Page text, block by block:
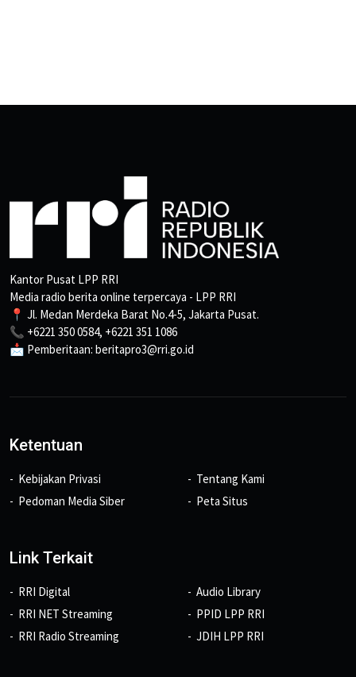
Kantor Pusat LPP RRI
Media radio berita online terpercaya - LPP RRI
📍 Jl. Medan Merdeka Barat No.4-5, Jakarta Pusat.
📞 +6221 350 0584, +6221 351 1086
📩 Pemberitaan: beritapro3@rri.go.id
Ketentuan
Kebijakan Privasi
Pedoman Media Siber
Tentang Kami
Peta Situs
Link Terkait
RRI Digital
RRI NET Streaming
RRI Radio Streaming
Audio Library
PPID LPP RRI
JDIH LPP RRI